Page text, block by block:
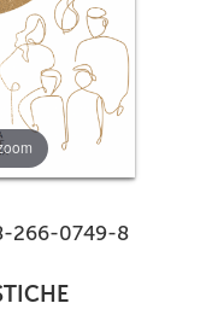
266-0749-8